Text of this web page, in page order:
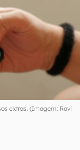
extras. (Imagem: Ravi